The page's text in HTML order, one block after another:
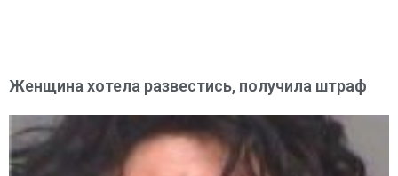
Женщина хотела развестись, получила штраф